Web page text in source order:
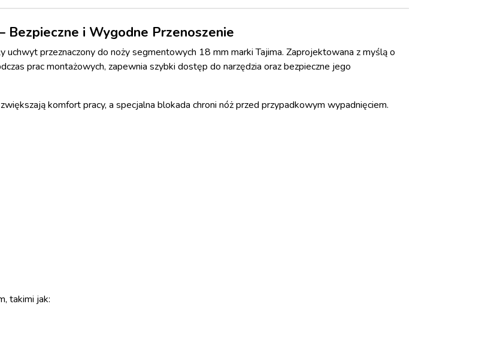
Bezpieczne i Wygodne Przenoszenie
uchwyt przeznaczony do noży segmentowych 18 mm marki Tajima. Zaprojektowana z myślą o
prac montażowych, zapewnia szybki dostęp do narzędzia oraz bezpieczne jego
komfort pracy, a specjalna blokada chroni nóż przed przypadkowym wypadnięciem.
takimi jak: